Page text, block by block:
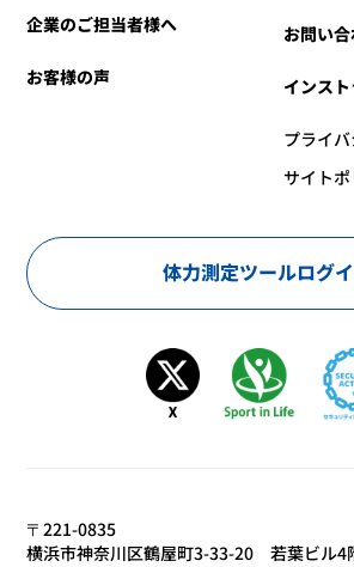
企業のご担当者様へ
お客様の声
お問い
インス
プライ
サイト
体力測定ツールログ
〒221-0835
横浜市神奈川区鶴屋町3-33-20 若葉ビル4